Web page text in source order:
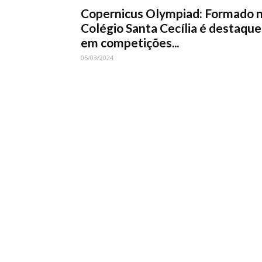
Copernicus Olympiad: Formado
Colégio Santa Cecília é destaque
em competições...
05/03/2024